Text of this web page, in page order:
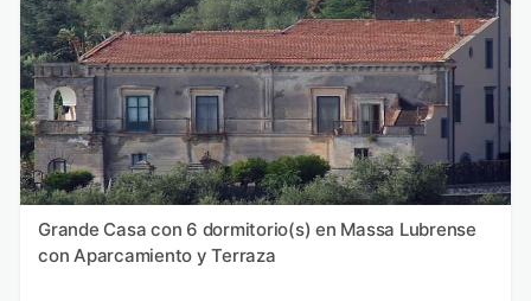
Grande Casa con 6 dormitorio(s) en Massa Lubrense
con Aparcamiento y Terraza